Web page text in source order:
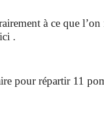
à ce que l’on
.
pour répartir 11
maître !